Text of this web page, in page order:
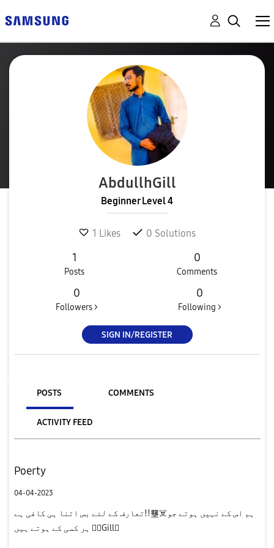
AbdullhGill
Beginner Level 4
1 Likes 0 Solutions
1
Posts
0
Comments
0
Followers >
0
Following >
SIGN IN/REGISTER
POSTS COMMENTS
ACTIVITY FEED
Poerty
04-04-2023
تعارف کے لئے بس اتنا ہی کافی ہے!!壟☠️ہم اس کے نہیں ہوتے جو
ہر کسی کے ہوتے ہیں ️Gill